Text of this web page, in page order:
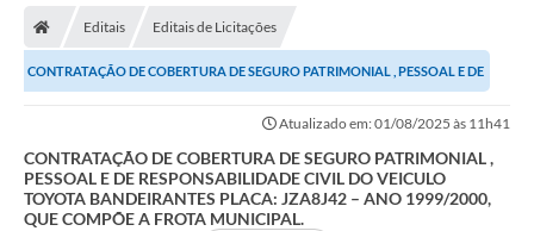
Editais Editais de Licitações
CONTRATAÇÃO DE COBERTURA DE SEGURO PATRIMONIAL , PESSOAL E DE
Atualizado em: 01/08/2025 às 11h41
CONTRATAÇÃO DE COBERTURA DE SEGURO PATRIMONIAL ,
PESSOAL E DE RESPONSABILIDADE CIVIL DO VEICULO
TOYOTA BANDEIRANTES PLACA: JZA8J42 – ANO 1999/2000,
QUE COMPÕE A FROTA MUNICIPAL.